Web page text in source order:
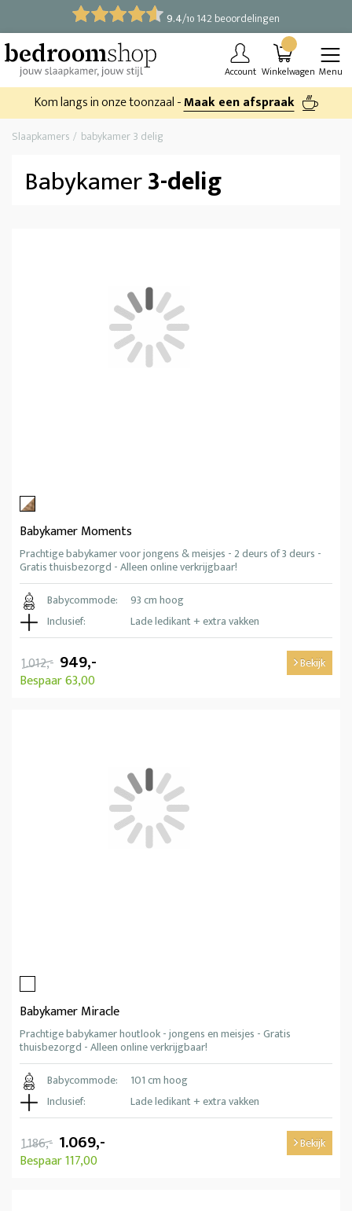
9.4/10 142 beoordelingen
Account Winkelwagen Menu
Kom langs in onze toonzaal -Maak een afspraak
Slaapkamers babykamer 3 delig
Babykamer3-delig
Babykamer Moments
Prachtige babykamer voor jongens & meisjes - 2 deurs of 3 deurs -
Gratis thuisbezorgd - Alleen online verkrijgbaar!
Babycommode:
93 cm hoog
Inclusief:
Lade ledikant + extra vakken
1.012,- 949,-
Bespaar 63,00
Bekijk
Babykamer Miracle
Prachtige babykamer houtlook - jongens en meisjes - Gratis
thuisbezorgd - Alleen online verkrijgbaar!
Babycommode:
101 cm hoog
Inclusief:
Lade ledikant + extra vakken
1.186,- 1.069,-
Bespaar 117,00
Bekijk